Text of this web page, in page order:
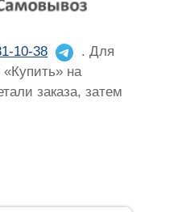
10-38
. Для
«Купить» на
заказа, затем